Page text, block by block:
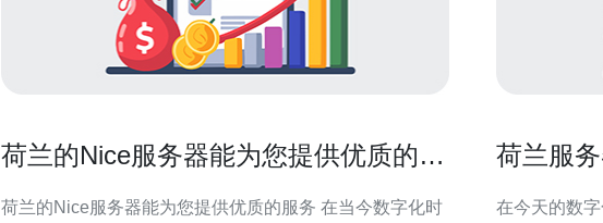
荷兰的Nice服务器能为您提供优质的服
荷兰的Nice服务器能为您提供优质的服务 在当今数字化时
荷兰服
在今天的数